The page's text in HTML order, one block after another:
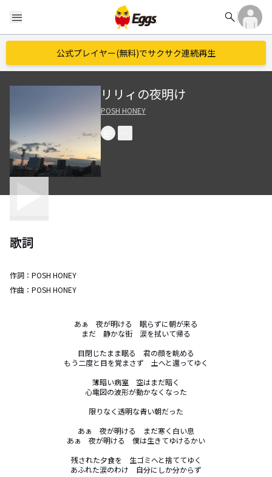
menu search
公式プレイヤー(無料)でサクサク連続再生
リリィの夜明け
POSH HONEY
歌詞
作詞： POSH HONEY
作曲： POSH HONEY
あぁ　夜が明ける　眠らずに朝が来る
まだ　静かな街　涙を拭いて帰る
目閉じたまま眠る　君の顔を眺める
もう二度と目を覚まさず　土へと還ってゆく
薄暗い病室　空はまだ暗く
心電図の波形が動かなくなった
限りなく透明な青い朝だった
あぁ　夜が明ける　まだ寒く白い息
あぁ　夜が明ける　僕は生きてゆけるかい
残された夕食を　生ゴミへと捨ててゆく
あふれた涙のわけ　自分にしか分からず